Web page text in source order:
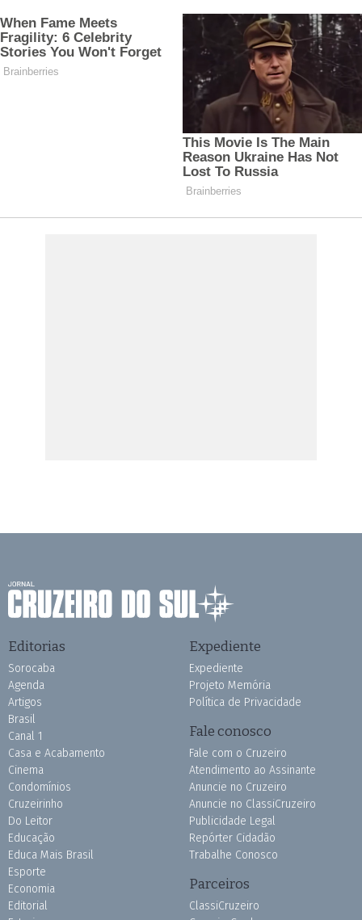
Editorias
Sorocaba
Agenda
Artigos
Brasil
Canal 1
Casa e Acabamento
Cinema
Condomínios
Cruzeirinho
Do Leitor
Educação
Educa Mais Brasil
Esporte
Economia
Editorial
Expediente
Expediente
Projeto Memória
Política de Privacidade
Fale conosco
Fale com o Cruzeiro
Atendimento ao Assinante
Anuncie no Cruzeiro
Anuncie no ClassiCruzeiro
Publicidade Legal
Repórter Cidadão
Trabalhe Conosco
Parceiros
ClassiCruzeiro